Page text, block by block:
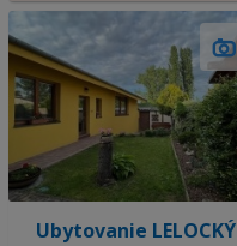
Ubytovanie LELOCKÝ